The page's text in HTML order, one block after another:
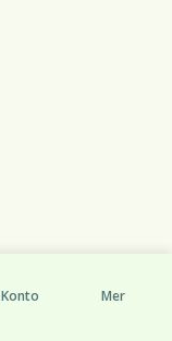
Konto Mer